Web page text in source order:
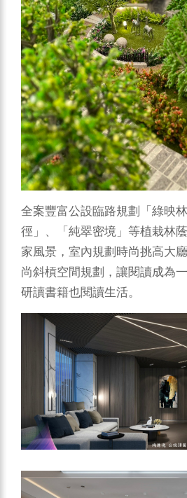
全案豐富公設臨路規劃「綠映
徑」、「純翠密境」等植栽林
家風景，室內規劃時尚挑高大
尚斜槓空間規劃，讓閱讀成為
研讀書籍也閱讀生活。